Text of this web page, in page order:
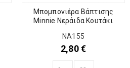
Μπομπονιέρα Βάπτισης
Minnie Νεράιδα Κουτάκι
NA155
2,80€